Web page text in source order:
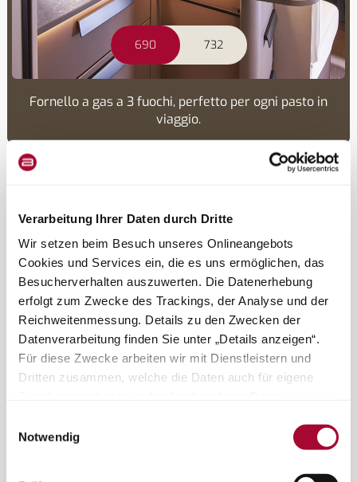
Verarbeitung Ihrer Daten durch Dritte
Wir setzen beim Besuch unseres Onlineangebots
Cookies und Services ein, die es uns ermöglichen, das
Besucherverhalten auszuwerten. Die Datenerhebung
erfolgt zum Zwecke des Trackings, der Analyse und der
Reichweitenmessung. Details zu den Zwecken der
Datenverarbeitung finden Sie unter „Details anzeigen“.
Für diese Zwecke arbeiten wir mit Dienstleistern und
Dritten zusammen, welche die Daten auch für eigene
„Cookies und Services zulassen“ oder durch Auswählen
einzelner Cookies und Services in der Detailansicht
geben Sie Ihre Einwilligung zur Verarbeitung Ihrer Daten
Notwendig
690 732
Fornello a gas a 3 fuochi, perfetto per ogni pasto in
viaggio.
Tagliere che funge da pratico coprilavello.
Ampio spazio per le provviste grazie al frigorifero a
compressore da 131,5 litri con scomparto congelatore.